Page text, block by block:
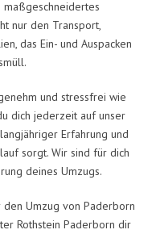
nur den Transport,
das Ein- und Auspacken
und stressfrei wie
dich jederzeit auf unser
Erfahrung und
sorgt. Wir sind für dich
deines Umzugs.
Umzug von Paderborn
Rothstein Paderborn dir